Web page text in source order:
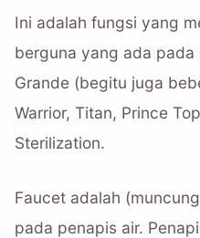
Ini adalah fungsi yang
berguna yang ada
Grande (begitu juga
Warrior, Titan, Prince
Sterilization.
Faucet adalah
pada penapis air.